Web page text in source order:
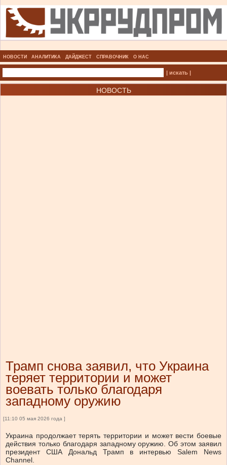
НОВОСТИ АНАЛИТИКА ДАЙДЖЕСТ СПРАВОЧНИК О НАС
| искать |
НОВОСТЬ
Трамп снова заявил, что Украина
теряет территории и может
воевать только благодаря
западному оружию
[11:10 05 мая 2026 года ]
Украина продолжает терять территории и может вести боевые
действия только благодаря западному оружию. Об этом заявил
президент США Дональд Трамп в интервью Salem News
Channel.